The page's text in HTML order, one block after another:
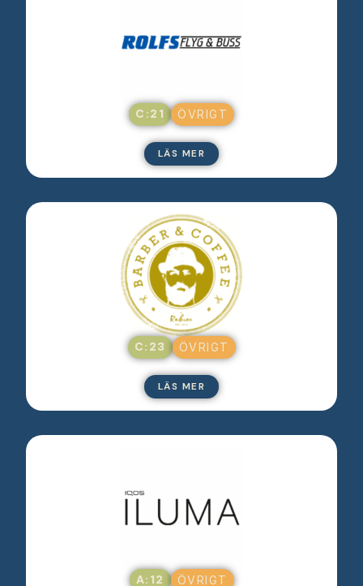
C:21 ÖVRIGT
LÄS MER
C:23 ÖVRIGT
LÄS MER
A:12 ÖVRIGT